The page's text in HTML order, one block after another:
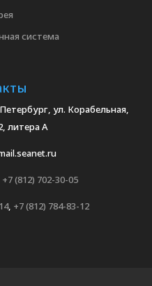
система
ул. Корабельная,
литера А
+7 (812) 702-30-05
, +7 (812) 784-83-12